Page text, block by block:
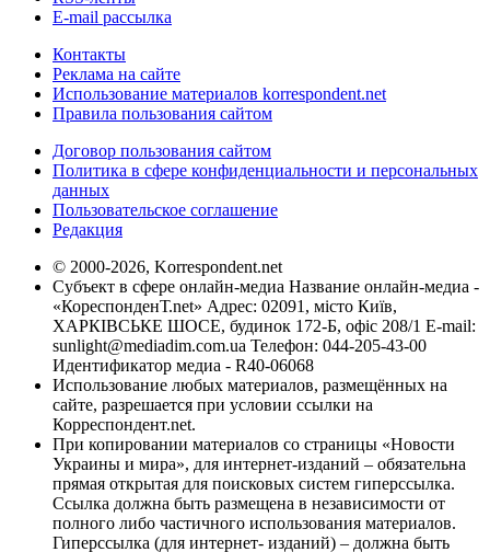
E-mail рассылка
Контакты
Реклама на сайте
Использование материалов korrespondent.net
Правила пользования сайтом
Договор пользования сайтом
Политика в сфере конфиденциальности и персональных
данных
Пользовательское соглашение
Редакция
© 2000-2026, Korrespondent.net
Субъект в сфере онлайн-медиа Название онлайн-медиа -
«КореспонденТ.net» Адрес: 02091, місто Київ,
ХАРКІВСЬКЕ ШОСЕ, будинок 172-Б, офіс 208/1 E-mail:
sunlight@mediadim.com.ua Телефон: 044-205-43-00
Идентификатор медиа - R40-06068
Использование любых материалов, размещённых на
сайте, разрешается при условии ссылки на
Корреспондент.net.
При копировании материалов со страницы «Новости
Украины и мира», для интернет-изданий – обязательна
прямая открытая для поисковых систем гиперссылка.
Ссылка должна быть размещена в независимости от
полного либо частичного использования материалов.
Гиперссылка (для интернет- изданий) – должна быть